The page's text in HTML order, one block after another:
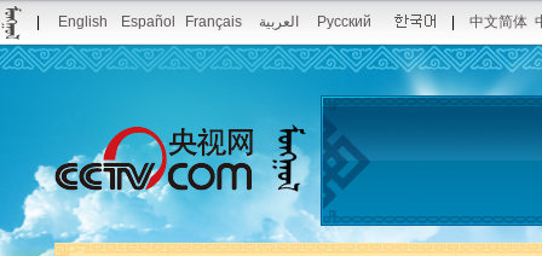
English Español Français العربية Русский 中文简体